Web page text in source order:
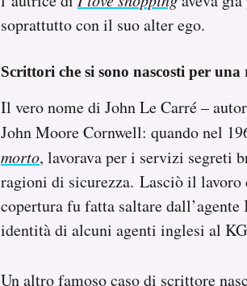
soprattutto con il suo alter ego.
Scrittori che si sono nascosti per una
Il vero nome di John Le Carré –
John Moore Cornwell: quando nel
morto, lavorava per i servizi segreti
ragioni di sicurezza. Lasciò il lavoro
copertura fu fatta saltare
identità di alcuni agenti inglesi al
Un altro famoso caso di scrittore